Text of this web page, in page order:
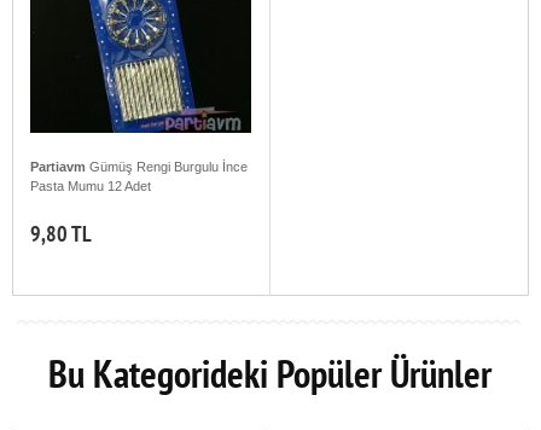
Partiavm Gümüş Rengi Burgulu İnce
Pasta Mumu 12 Adet
9,80 TL
Bu Kategorideki Popüler Ürünler